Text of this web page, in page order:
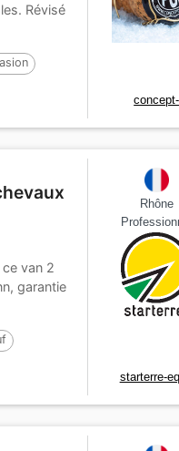
Révisé
van 2
garantie
Rhône
starterre-